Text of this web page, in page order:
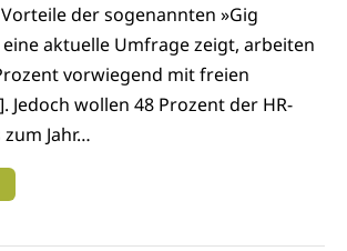
der sogenannten »Gig
eine aktuelle Umfrage zeigt, arbeiten
vorwiegend mit freien
Jedoch wollen 48 Prozent der HR-
Jahr…